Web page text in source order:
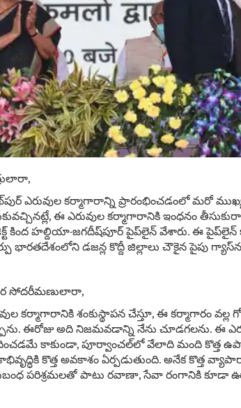
ఎరువుల కర్మాగారాన్ని ప్రారంభించడంలో మరో
ఈ ఎరువుల కర్మాగారానికి ఇంధనం
కింద హల్దియా-జగదీష్‌పూర్ పైప్‌లైన్ వేశారు. ఈ
భారతదేశంలోని డజన్ల కొద్దీ జిల్లాలు చౌకైన పైపు
సోదరీమణులారా,
కర్మాగారానికి శంకుస్థాపన చేస్తూ, ఈ కర్మాగారం వల్ల
ఈరోజు అది నిజమవడాన్ని నేను చూడగలను. ఈ
కాకుండా, పూర్వాంచల్‌లో వేలాది మంది కొత్త
కొత్త అవకాశం ఏర్పడుతుంది. అనేక కొత్త
పరిశ్రమలతో పాటు రవాణా, సేవా రంగానికి కూడా